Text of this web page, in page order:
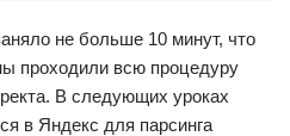
не больше 10 минут, что
проходили всю процедуру
В следующих уроках
в Яндекс для парсинга